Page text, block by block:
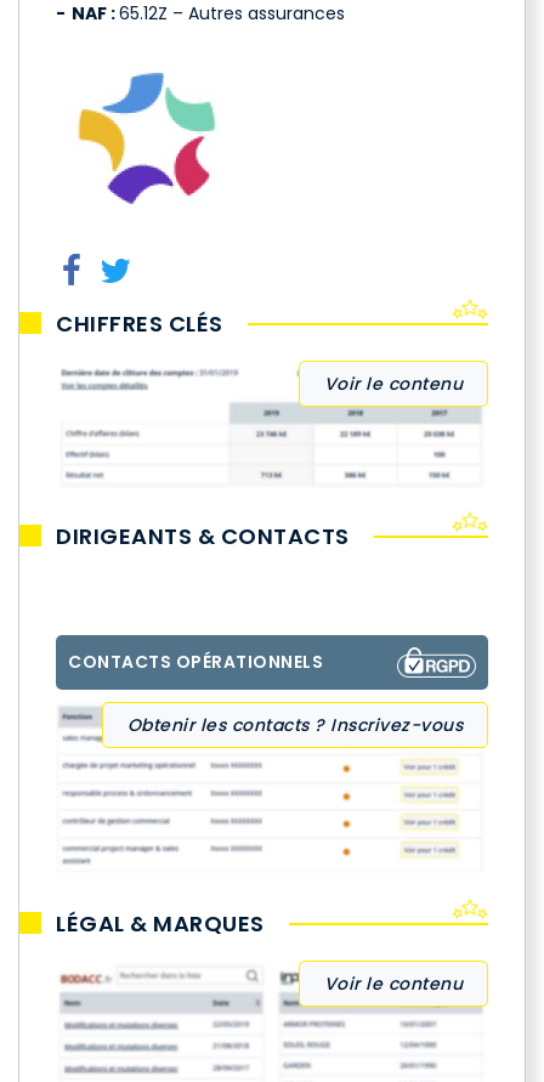
NAF :65.12Z – Autres assurances
CHIFFRES CLÉS
Voir le contenu
DIRIGEANTS & CONTACTS
CONTACTS OPÉRATIONNELS
Obtenir les contacts ? Inscrivez-vous
LÉGAL & MARQUES
Voir le contenu